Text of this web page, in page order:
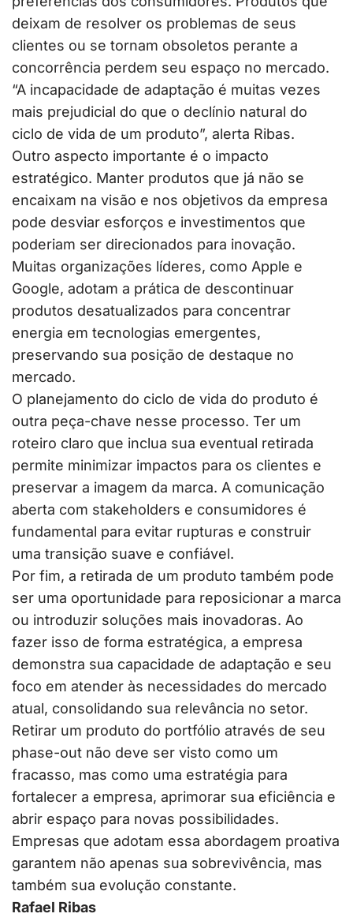
deixam de resolver os problemas de seus
clientes ou se tornam obsoletos perante a
concorrência perdem seu espaço no mercado.
“A incapacidade de adaptação é muitas vezes
mais prejudicial do que o declínio natural do
ciclo de vida de um produto”, alerta Ribas.
Outro aspecto importante é o impacto
estratégico. Manter produtos que já não se
encaixam na visão e nos objetivos da empresa
pode desviar esforços e investimentos que
poderiam ser direcionados para inovação.
Muitas organizações líderes, como Apple e
Google, adotam a prática de descontinuar
produtos desatualizados para concentrar
energia em tecnologias emergentes,
preservando sua posição de destaque no
mercado.
O planejamento do ciclo de vida do produto é
outra peça-chave nesse processo. Ter um
roteiro claro que inclua sua eventual retirada
permite minimizar impactos para os clientes e
preservar a imagem da marca. A comunicação
aberta com stakeholders e consumidores é
fundamental para evitar rupturas e construir
uma transição suave e confiável.
Por fim, a retirada de um produto também pode
ser uma oportunidade para reposicionar a marca
ou introduzir soluções mais inovadoras. Ao
fazer isso de forma estratégica, a empresa
demonstra sua capacidade de adaptação e seu
foco em atender às necessidades do mercado
atual, consolidando sua relevância no setor.
Retirar um produto do portfólio através de seu
phase-out não deve ser visto como um
fracasso, mas como uma estratégia para
fortalecer a empresa, aprimorar sua eficiência e
abrir espaço para novas possibilidades.
Empresas que adotam essa abordagem proativa
garantem não apenas sua sobrevivência, mas
também sua evolução constante.
Rafael Ribas